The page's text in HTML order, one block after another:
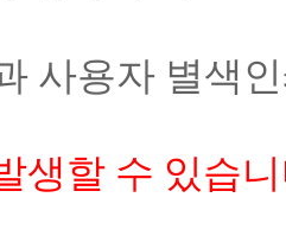
사용자 별색
생할 수 있습